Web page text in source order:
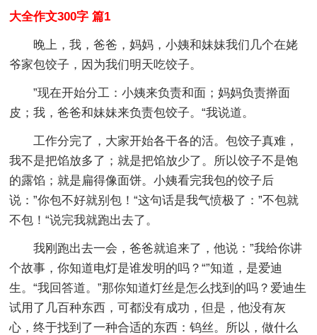
大全作文300字 篇1
晚上，我，爸爸，妈妈，小姨和妹妹我们几个在姥
爷家包饺子，因为我们明天吃饺子。
”现在开始分工：小姨来负责和面；妈妈负责擀面
皮；我，爸爸和妹妹来负责包饺子。“我说道。
工作分完了，大家开始各干各的活。包饺子真难，
我不是把馅放多了；就是把馅放少了。所以饺子不是饱
的露馅；就是扁得像面饼。小姨看完我包的饺子后
说：”你包不好就别包！“这句话是我气愤极了：”不包就
不包！“说完我就跑出去了。
我刚跑出去一会，爸爸就追来了，他说：”我给你讲
个故事，你知道电灯是谁发明的吗？“”知道，是爱迪
生。“我回答道。”那你知道灯丝是怎么找到的吗？爱迪生
试用了几百种东西，可都没有成功，但是，他没有灰
心，终于找到了一种合适的东西：钨丝。所以，做什么